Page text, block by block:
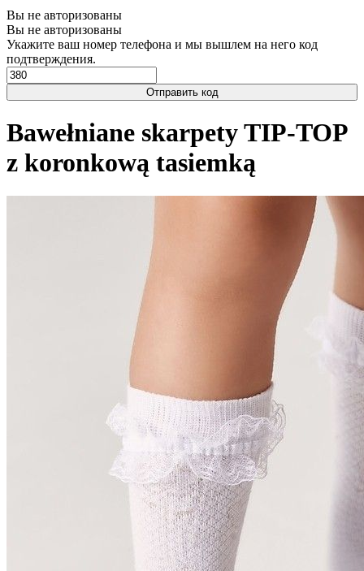
Вы не авторизованы
Вы не авторизованы
Укажите ваш номер телефона и мы вышлем на него код
подтверждения.
Отправить код
Bawełniane skarpety TIP-TOP
z koronkową tasiemką